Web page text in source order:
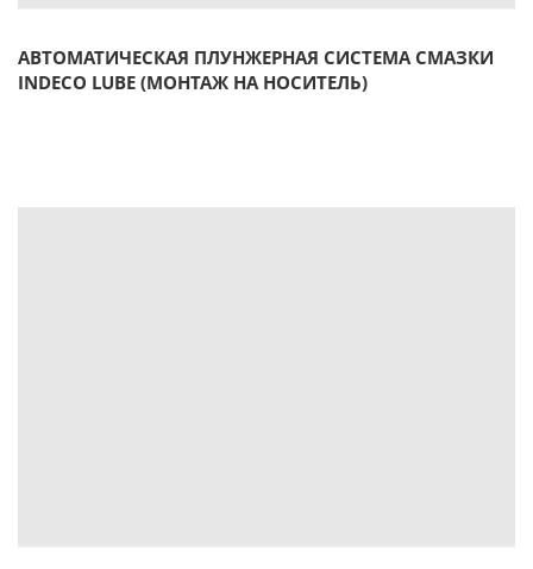
АВТОМАТИЧЕСКАЯ ПЛУНЖЕРНАЯ СИСТЕМА СМАЗКИ
INDECO LUBE (МОНТАЖ НА НОСИТЕЛЬ)